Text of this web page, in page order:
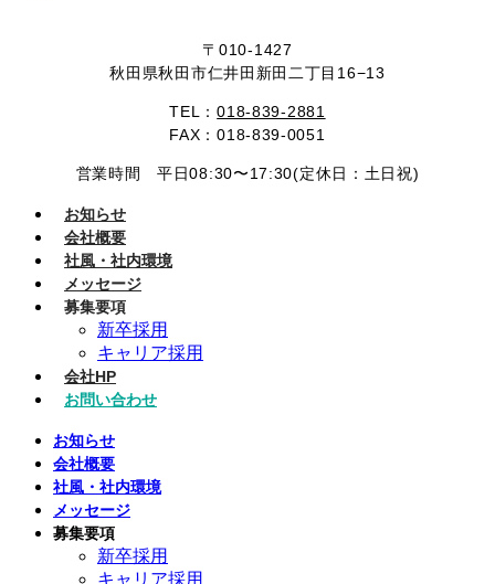
〒010-1427
秋田県秋田市仁井田新田二丁目16−13
TEL：018-839-2881
FAX：018-839-0051
営業時間 平日08:30〜17:30(定休日：土日祝)
お知らせ
会社概要
社風・社内環境
メッセージ
募集要項
新卒採用
キャリア採用
会社HP
お問い合わせ
お知らせ
会社概要
社風・社内環境
メッセージ
募集要項
新卒採用
キャリア採用